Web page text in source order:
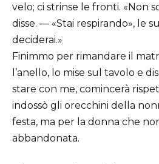
velo; ci strinse le fronti. «Non
disse. — «Stai respirando», le
deciderai.»
Finimmo per rimandare il
l’anello, lo mise sul tavolo e
stare con me, comincerà
indossò gli orecchini della
festa, ma per la donna che
abbandonata.